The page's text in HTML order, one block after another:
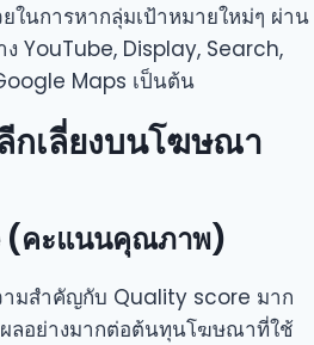
ในการหากลุ่มเป้าหมายใหม่ๆ ผ่าน
YouTube, Display, Search,
Maps เป็นต้น
กเลี่ยงบนโฆษณา
(คะแนนคุณภาพ)
ามสำคัญกับ Quality score มาก
ลอย่างมากต่อต้นทุนโฆษณาที่ใช้